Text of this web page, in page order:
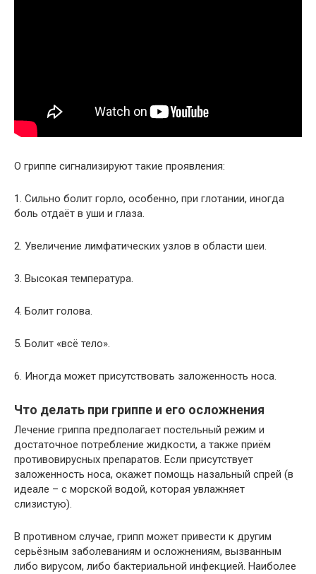
О гриппе сигнализируют такие проявления:
1. Сильно болит горло, особенно, при глотании, иногда
боль отдаёт в уши и глаза.
2. Увеличение лимфатических узлов в области шеи.
3. Высокая температура.
4. Болит голова.
5. Болит «всё тело».
6. Иногда может присутствовать заложенность носа.
Что делать при гриппе и его осложнения
Лечение гриппа предполагает постельный режим и
достаточное потребление жидкости, а также приём
противовирусных препаратов. Если присутствует
заложенность носа, окажет помощь назальный спрей (в
идеале – с морской водой, которая увлажняет
слизистую).
В противном случае, грипп может привести к другим
серьёзным заболеваниям и осложнениям, вызванным
либо вирусом, либо бактериальной инфекцией. Наиболее